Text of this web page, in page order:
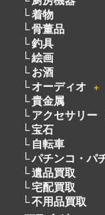
ブランド
カメラ
洋服
電動工具
無線機
ピアノ
厨房機器
着物
骨董品
釣具
絵画
お酒
オーディオ
貴金属
アクセサリー